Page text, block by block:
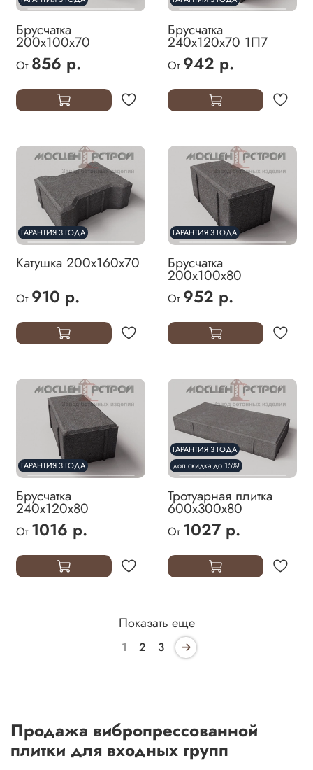
Брусчатка
200х100х70
От 856 р.
Брусчатка
240х120х70 1П7
От 942 р.
ГАРАНТИЯ 3 ГОДА
Катушка 200х160х70
От 910 р.
ГАРАНТИЯ 3 ГОДА
Брусчатка
200х100х80
От 952 р.
ГАРАНТИЯ 3 ГОДА
Брусчатка
240х120х80
От 1016 р.
ГАРАНТИЯ 3 ГОДА
доп скидка до 15%!
Тротуарная плитка
600х300х80
От 1027 р.
Показать еще
1 2 3
Продажа вибропрессованной
плитки для входных групп